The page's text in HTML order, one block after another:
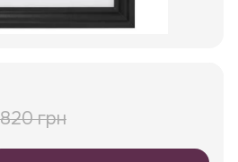
грн